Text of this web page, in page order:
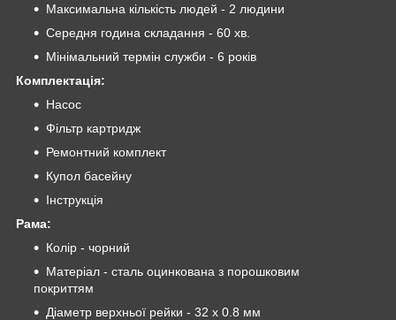
Максимальна кількість людей - 2 людини
Середня година складання - 60 хв.
Мінімальний термін служби - 6 років
Комплектація:
Насос
Фільтр картридж
Ремонтний комплект
Купол басейну
Інструкція
Рама:
Колір - чорний
Матеріал - сталь оцинкована з порошковим
покриттям
Діаметр верхньої рейки - 32 х 0.8 мм